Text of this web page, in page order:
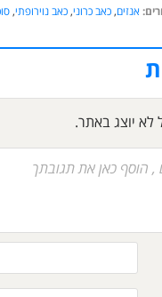
אנזים,כאב כרוני,כאב נוירופתי,
לא יוצג באתר.